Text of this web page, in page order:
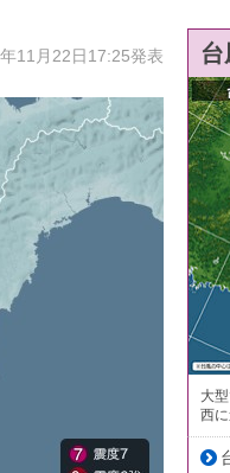
11月22日17:25発表
大
西